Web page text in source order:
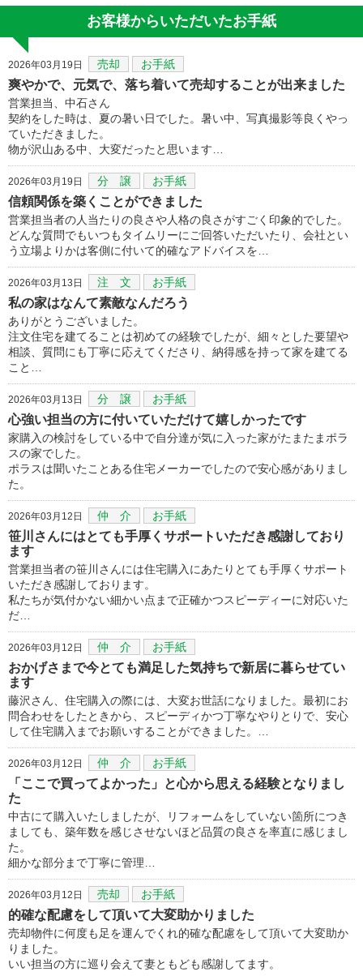
お客様からいただいたお手紙
2026年03月19日 売却 お手紙
爽やかで、元気で、落ち着いて売却することが出来ました
営業担当、中石さん
契約をした時は、夏の暑い日でした。暑い中、写真撮影等良くやっ
ていただきました。
物が沢山ある中、大変だったと思います…
2026年03月19日 分 譲 お手紙
信頼関係を築くことができました
営業担当者の人当たりの良さや人格の良さがすごく印象的でした。
どんな質問でもいつもタイムリーにご回答いただいたり、会社とい
う立場よりかは客側に付いて的確なアドバイスを…
2026年03月13日 注 文 お手紙
私の家はなんて素敵なんだろう
ありがとうございました。
注文住宅を建てることは初めての経験でしたが、細々とした要望や
相談、質問にも丁寧に応えてくださり、納得感を持って家を建てる
こと…
2026年03月13日 分 譲 お手紙
心強い担当の方に付いていただけて嬉しかったです
家購入の検討をしている中で自分達が気に入った家がたまたまポラ
スの家でした。
ポラスは聞いたことある住宅メーカーでしたので安心感がありまし
た。
2026年03月12日 仲 介 お手紙
笹川さんにはとても手厚くサポートいただき感謝しており
ます
営業担当者の笹川さんには住宅購入にあたりとても手厚くサポート
いただき感謝しております。
私たちが気付かない細かい点まで正確かつスピーディーに対応いた
だ…
2026年03月12日 仲 介 お手紙
おかげさまで今とても満足した気持ちで新居に暮らせてい
ます
藤沢さん、住宅購入の際には、大変お世話になりました。最初にお
問合わせをしたときから、スピーディかつ丁寧なやりとりで、安心
して住宅購入までお願いすることができました。…
2026年03月12日 仲 介 お手紙
「ここで買ってよかった」と心から思える経験となりまし
た
中古にて購入いたしましたが、リフォームをしていない箇所につき
ましても、築年数を感じさせないほど品質の良さを率直に感じまし
た。
細かな部分まで丁寧に管理…
2026年03月12日 売却 お手紙
的確な配慮をして頂いて大変助かりました
売却物件に何度も足を運んでくれ的確な配慮をして頂いて大変助か
りました。
いい担当の方に巡り会えて妻ともども感謝してます。